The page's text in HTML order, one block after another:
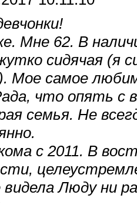
Мне 62. В
сидячая (я
Мое самое
что опять с
семья. Не
с 2011. В
Люду ни